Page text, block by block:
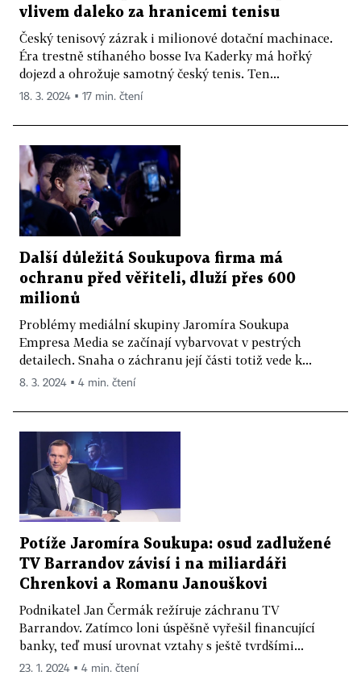
vlivem daleko za hranicemi tenisu
Český tenisový zázrak i milionové dotační machinace.
Éra trestně stíhaného bosse Iva Kaderky má hořký
dojezd a ohrožuje samotný český tenis. Ten...
18. 3. 2024 ▪ 17 min. čtení
Další důležitá Soukupova firma má
ochranu před věřiteli, dluží přes 600
milionů
Problémy mediální skupiny Jaromíra Soukupa
Empresa Media se začínají vybarvovat v pestrých
detailech. Snaha o záchranu její části totiž vede k...
8. 3. 2024 ▪ 4 min. čtení
Potíže Jaromíra Soukupa: osud zadlužené
TV Barrandov závisí i na miliardáři
Chrenkovi a Romanu Janouškovi
Podnikatel Jan Čermák režíruje záchranu TV
Barrandov. Zatímco loni úspěšně vyřešil financující
banky, teď musí urovnat vztahy s ještě tvrdšími...
23. 1. 2024 ▪ 4 min. čtení